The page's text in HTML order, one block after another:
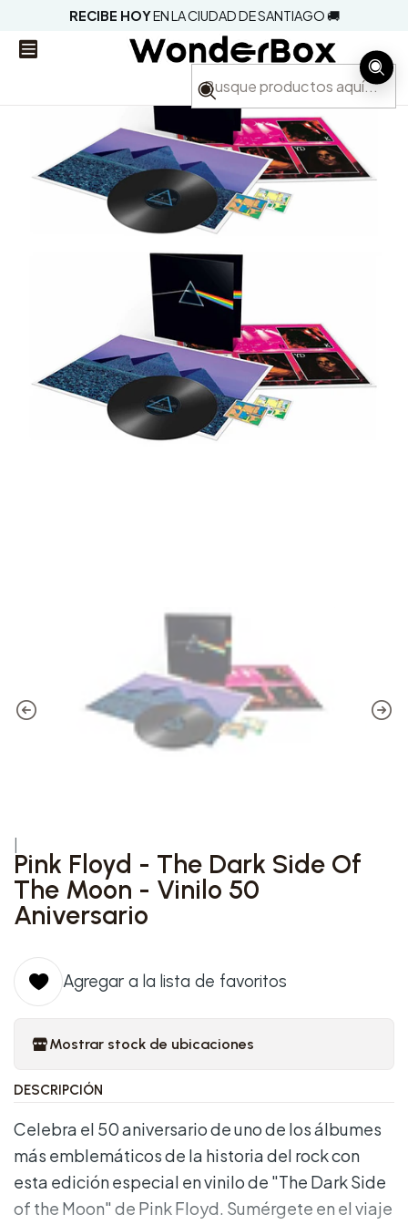
RECIBE HOYEN LA CIUDAD DE SANTIAGO 🚚
Pink Floyd - The Dark Side Of
The Moon - Vinilo 50
Aniversario
Agregar a la lista de favoritos
Mostrar stock de ubicaciones
DESCRIPCIÓN
Celebra el 50 aniversario de uno de los álbumes
más emblemáticos de la historia del rock con
esta edición especial en vinilo de "The Dark Side
of the Moon" de Pink Floyd. Sumérgete en el viaje